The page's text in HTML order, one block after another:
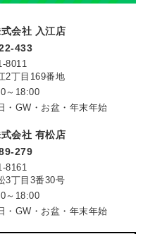
会社 入江店
433
2丁目169番地
～18:00
・GW・お盆・年末年始
会社 有松店
279
3丁目3番30号
～18:00
・GW・お盆・年末年始